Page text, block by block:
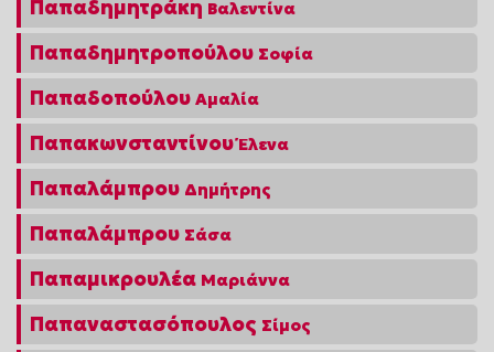
Παπαδημητράκη Βαλεντίνα
Παπαδημητροπούλου Σοφία
Παπαδοπούλου Αμαλία
Παπακωνσταντίνου Έλενα
Παπαλάμπρου Δημήτρης
Παπαλάμπρου Σάσα
Παπαμικρουλέα Μαριάννα
Παπαναστασόπουλος Σίμος